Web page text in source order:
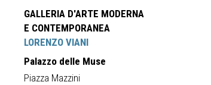
GALLERIA D'ARTE MODERNA
E CONTEMPORANEA
LORENZO VIANI
Palazzo delle Muse
Piazza Mazzini